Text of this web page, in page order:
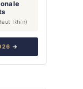
Rhin)
→